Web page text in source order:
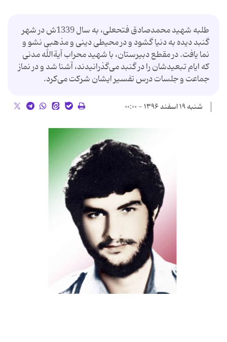
طلبه شهید محمدصادق فتحعلی، به سال 1339ش در شهر
گنبد دیده به دنیا گشود و در محیطی دینی و مذهبی نشو و
نما یافت. در مقطع دبیرستان، با شهید محراب آیةالله‌ مدنی
که ایام تبعیدشان را در گنبد می‌گذرانیدند، آشنا ‌شد و در نماز
جماعت و جلسات درس تفسیر ایشان شرکت می‌کرد.
شنبه ۱۹ اسفند ۱۳۹۶ - ۰۰:۰۰